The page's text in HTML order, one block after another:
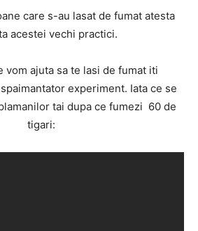
care s-au lasat de fumat atesta
acestei vechi practici.
vom ajuta sa te lasi de fumat iti
experiment. Iata ce se
tai dupa ce fumezi 60 de
tigari: